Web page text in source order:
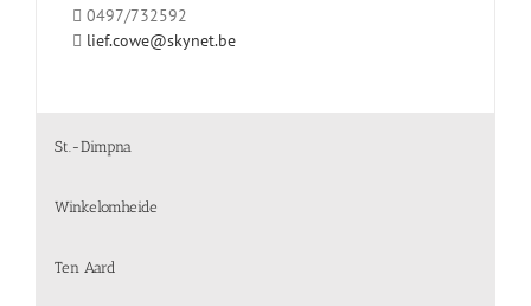
0497/732592
lief.cowe@skynet.be
St.-Dimpna
Winkelomheide
Ten Aard